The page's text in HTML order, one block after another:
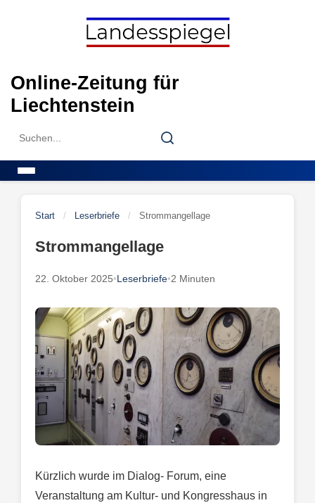
Online-Zeitung für
Liechtenstein
Search
Search
Start / Leserbriefe / Strommangellage
Strommangellage
22. Oktober 2025•Leserbriefe•2 Minuten
Kürzlich wurde im Dialog- Forum, eine
Veranstaltung am Kultur- und Kongresshaus in